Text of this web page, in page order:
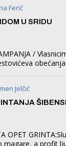
Ferić
U SRIDU
/
Jelčić
OPET
magare, a profit